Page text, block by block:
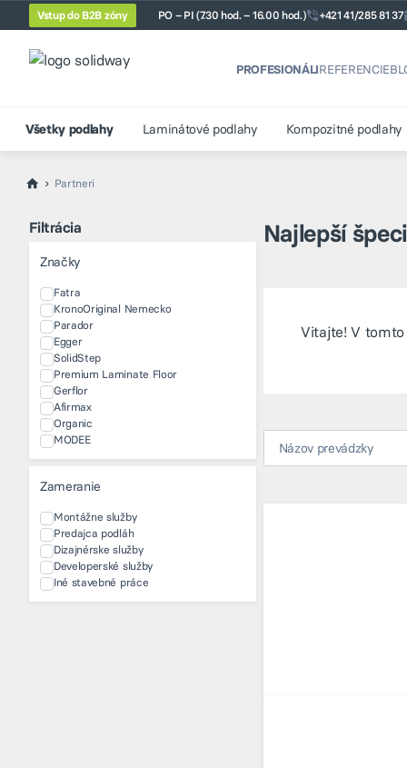
Vstup do B2B zóny PO – PI (7.30 hod. – 16.00 hod.) +421 41/285 81 37
PROFESIONÁLIREFERENCIE
Všetky podlahy Laminátové podlahy Kompozitné podlahy
Partneri
Filtrácia
Značky
Fatra
KronoOriginal Nemecko
Parador
Egger
SolidStep
Premium Laminate Floor
Gerflor
Afirmax
Organic
MODEE
Zameranie
Montážne služby
Predajca podláh
Dizajnérske služby
Developerské služby
Iné stavebné práce
Najlepší
Vitajte! V tomto